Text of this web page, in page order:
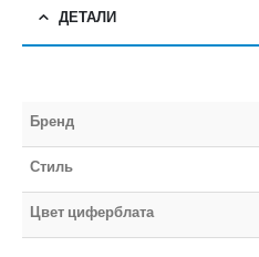
ДЕТАЛИ
Бренд
Стиль
Цвет циферблата